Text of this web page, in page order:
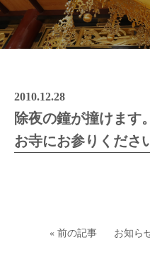
2010.12.28
除夜の鐘が撞けます
お寺にお参りくださ
« 前の記事 お知ら